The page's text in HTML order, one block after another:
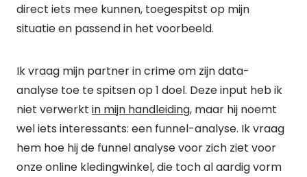
direct iets mee kunnen, toegespitst op mijn
situatie en passend in het voorbeeld.
Ik vraag mijn partner in crime om zijn data-
analyse toe te spitsen op 1 doel. Deze input heb ik
niet verwerkt in mijn handleiding, maar hij noemt
wel iets interessants: een funnel-analyse. Ik vraag
hem hoe hij de funnel analyse voor zich ziet voor
onze online kledingwinkel, die toch al aardig vorm